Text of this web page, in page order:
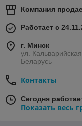
Компания
Работает с
г. Минск
ул.
Беларусь
Контакты
Сегодня
Показать весь